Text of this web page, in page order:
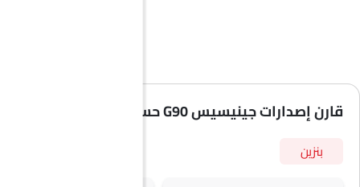
قارن إصدارات جينيسيس G90 حسب المواصفات
بنزين